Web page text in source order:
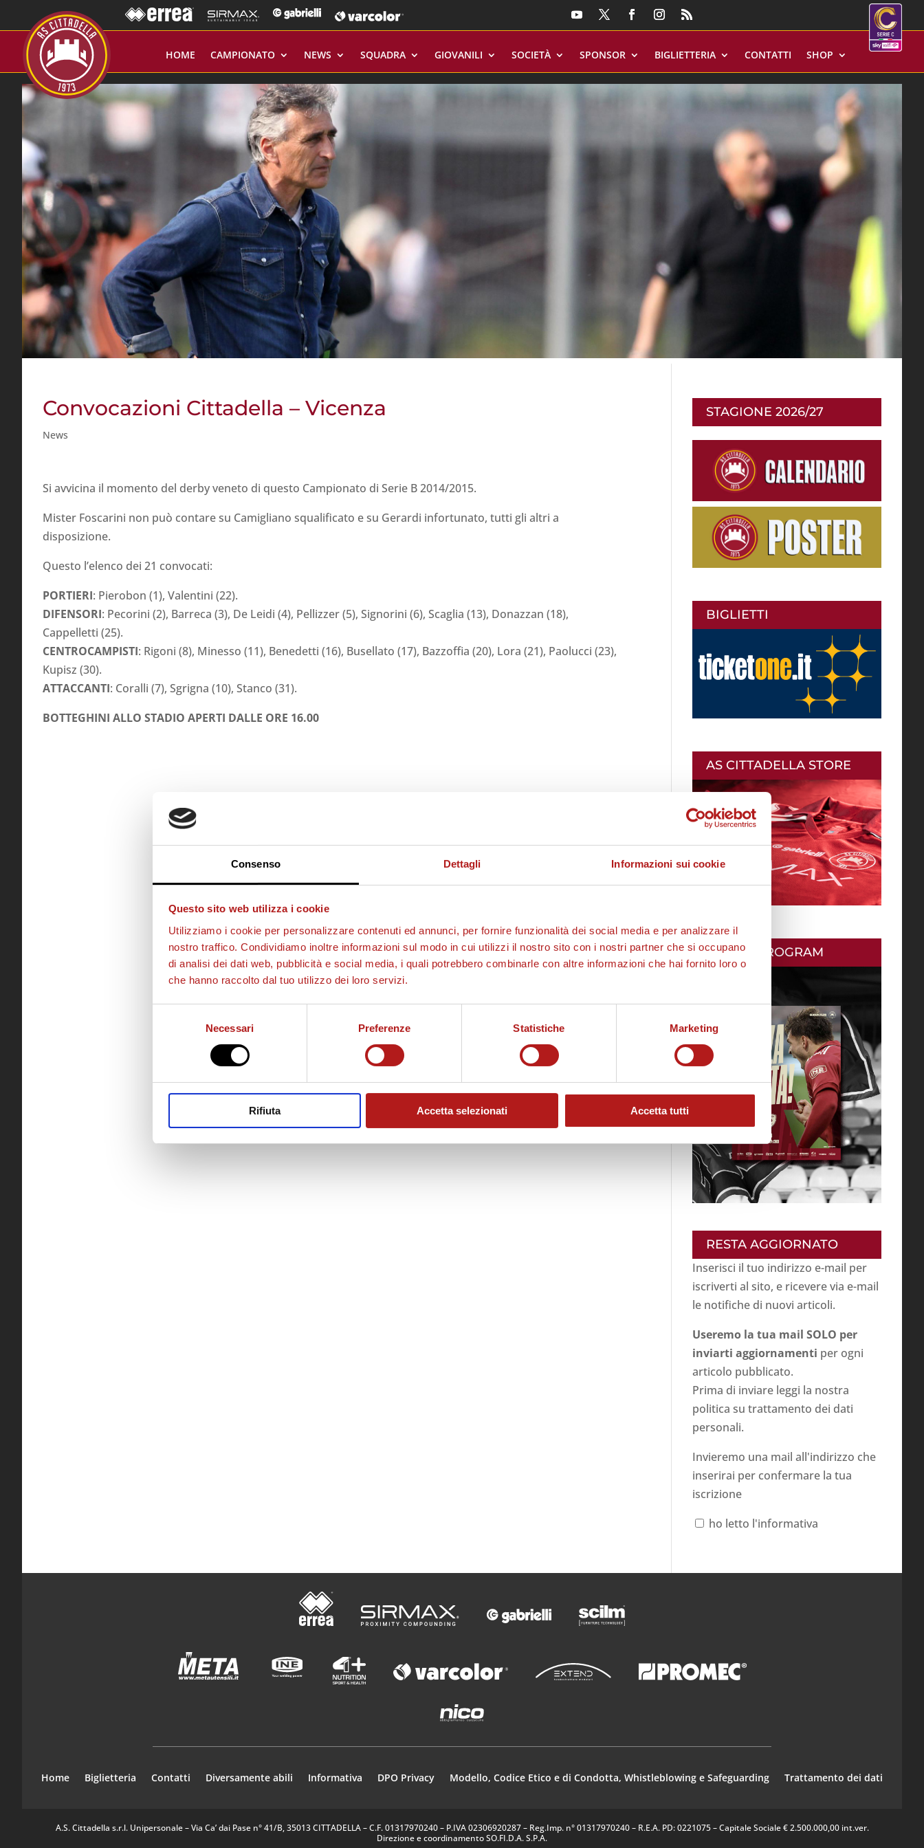
Consenso Dettagli Informazioni sui cookie
Questo sito web utilizza i cookie
Utilizziamo i cookie per personalizzare contenuti ed annunci, per fornire funzionalità dei social media e per analizzare il
nostro traffico. Condividiamo inoltre informazioni sul modo in cui utilizzi il nostro sito con i nostri partner che si occupano
di analisi dei dati web, pubblicità e social media, i quali potrebbero combinarle con altre informazioni che hai fornito loro o
che hanno raccolto dal tuo utilizzo dei loro servizi.
Necessari Preferenze Statistiche Marketing
Rifiuta Accetta selezionati Accetta tutti
HOME CAMPIONATO NEWS SQUADRA GIOVANILI SOCIETÀ SPONSOR BIGLIETTERIA CONTATTI SHOP
Convocazioni Cittadella – Vicenza
News
Si avvicina il momento del derby veneto di questo Campionato di Serie B 2014/2015.
Mister Foscarini non può contare su Camigliano squalificato e su Gerardi infortunato, tutti gli altri a
disposizione.
Questo l’elenco dei 21 convocati:
PORTIERI: Pierobon (1), Valentini (22).
DIFENSORI: Pecorini (2), Barreca (3), De Leidi (4), Pellizzer (5), Signorini (6), Scaglia (13), Donazzan (18),
Cappelletti (25).
CENTROCAMPISTI: Rigoni (8), Minesso (11), Benedetti (16), Busellato (17), Bazzoffia (20), Lora (21), Paolucci (23),
Kupisz (30).
ATTACCANTI: Coralli (7), Sgrigna (10), Stanco (31).
BOTTEGHINI ALLO STADIO APERTI DALLE ORE 16.00
STAGIONE 2026/27
BIGLIETTI
AS CITTADELLA STORE
MATCH PROGRAM
RESTA AGGIORNATO
Inserisci il tuo indirizzo e-mail per
iscriverti al sito, e ricevere via e-mail
le notifiche di nuovi articoli.
Useremo la tua mail SOLO per
inviarti aggiornamenti per ogni
articolo pubblicato.
Prima di inviare leggi la nostra
politica su trattamento dei dati
personali.
Invieremo una mail all'indirizzo che
inserirai per confermare la tua
iscrizione
ho letto l'informativa
Home Biglietteria Contatti Diversamente abili Informativa DPO Privacy Modello, Codice Etico e di Condotta, Whistleblowing e Safeguarding Trattamento dei dati
A.S. Cittadella s.r.l. Unipersonale – Via Ca’ dai Pase n° 41/B, 35013 CITTADELLA – C.F. 01317970240 – P.IVA 02306920287 – Reg.Imp. n° 01317970240 – R.E.A. PD: 0221075 – Capitale Sociale € 2.500.000,00 int.ver.
Direzione e coordinamento SO.FI.D.A. S.P.A.